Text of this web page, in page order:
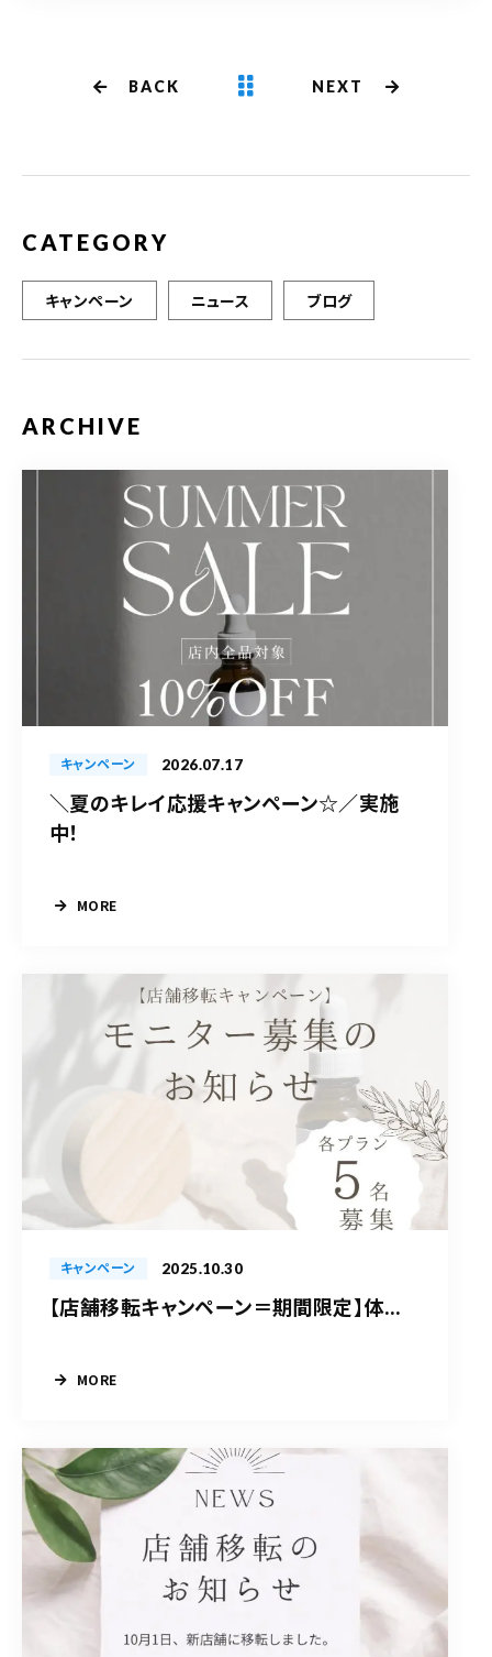
BACK NEXT
CATEGORY
キャンペーン ニュース ブログ
ARCHIVE
キャンペーン 2026.07.17
＼夏のキレイ応援キャンペーン☆／実施
中！
MORE
キャンペーン 2025.10.30
【店舗移転キャンペーン＝期間限定】体...
MORE